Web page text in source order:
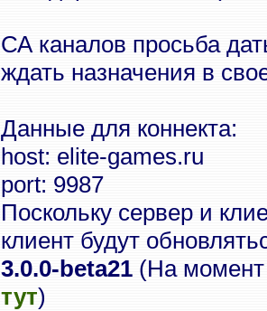
СА каналов просьба
ждать назначения в
Данные для коннекта:
host: elite-games.ru
port: 9987
Поскольку сервер и
клиент будут
3.0.0-beta21 (На момент
тут)